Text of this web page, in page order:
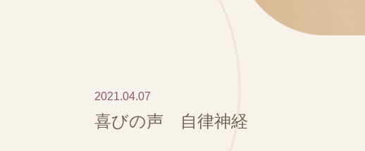
2021.04.07
喜びの声 自律神経